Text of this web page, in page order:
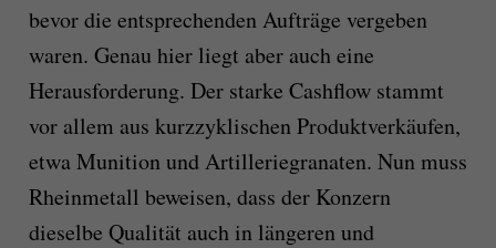
bevor die entsprechenden Aufträge vergeben
waren. Genau hier liegt aber auch eine
Herausforderung. Der starke Cashflow stammt
vor allem aus kurzzyklischen Produktverkäufen,
etwa Munition und Artilleriegranaten. Nun muss
Rheinmetall beweisen, dass der Konzern
dieselbe Qualität auch in längeren und